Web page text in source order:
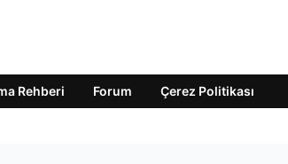
Rehberi Forum Çerez Politikası